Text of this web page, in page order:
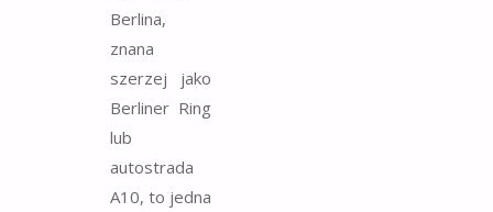
Berlina,
znana
szerzej jako
Berliner Ring
lub
autostrada
A10, to jedna